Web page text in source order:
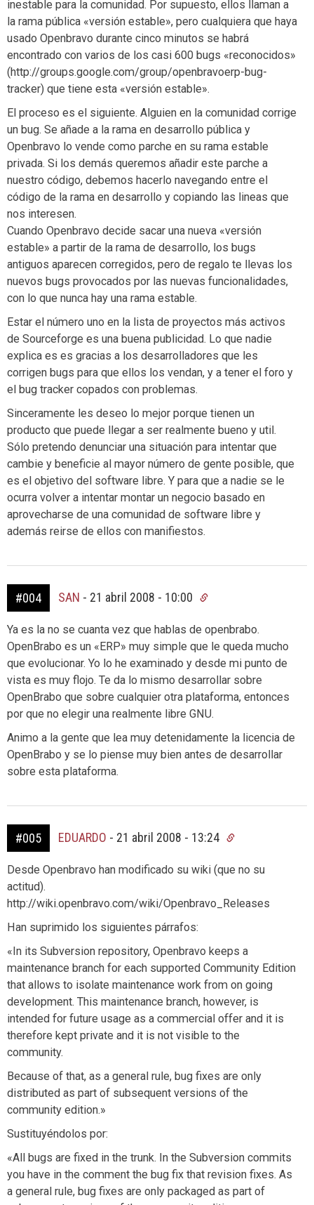
inestable para la comunidad. Por supuesto, ellos llaman a
la rama pública «versión estable», pero cualquiera que haya
usado Openbravo durante cinco minutos se habrá
encontrado con varios de los casi 600 bugs «reconocidos»
(http://groups.google.com/group/openbravoerp-bug-
tracker) que tiene esta «versión estable».
El proceso es el siguiente. Alguien en la comunidad corrige
un bug. Se añade a la rama en desarrollo pública y
Openbravo lo vende como parche en su rama estable
privada. Si los demás queremos añadir este parche a
nuestro código, debemos hacerlo navegando entre el
código de la rama en desarrollo y copiando las lineas que
nos interesen.
Cuando Openbravo decide sacar una nueva «versión
estable» a partir de la rama de desarrollo, los bugs
antiguos aparecen corregidos, pero de regalo te llevas los
nuevos bugs provocados por las nuevas funcionalidades,
con lo que nunca hay una rama estable.
Estar el número uno en la lista de proyectos más activos
de Sourceforge es una buena publicidad. Lo que nadie
explica es es gracias a los desarrolladores que les
corrigen bugs para que ellos los vendan, y a tener el foro y
el bug tracker copados con problemas.
Sinceramente les deseo lo mejor porque tienen un
producto que puede llegar a ser realmente bueno y util.
Sólo pretendo denunciar una situación para intentar que
cambie y beneficie al mayor número de gente posible, que
es el objetivo del software libre. Y para que a nadie se le
ocurra volver a intentar montar un negocio basado en
aprovecharse de una comunidad de software libre y
además reirse de ellos con manifiestos.
#004 SAN - 21 abril 2008 - 10:00
Ya es la no se cuanta vez que hablas de openbrabo.
OpenBrabo es un «ERP» muy simple que le queda mucho
que evolucionar. Yo lo he examinado y desde mi punto de
vista es muy flojo. Te da lo mismo desarrollar sobre
OpenBrabo que sobre cualquier otra plataforma, entonces
por que no elegir una realmente libre GNU.
Animo a la gente que lea muy detenidamente la licencia de
OpenBrabo y se lo piense muy bien antes de desarrollar
sobre esta plataforma.
#005 EDUARDO - 21 abril 2008 - 13:24
Desde Openbravo han modificado su wiki (que no su
actitud).
http://wiki.openbravo.com/wiki/Openbravo_Releases
Han suprimido los siguientes párrafos:
«In its Subversion repository, Openbravo keeps a
maintenance branch for each supported Community Edition
that allows to isolate maintenance work from on going
development. This maintenance branch, however, is
intended for future usage as a commercial offer and it is
therefore kept private and it is not visible to the
community.
Because of that, as a general rule, bug fixes are only
distributed as part of subsequent versions of the
community edition.»
Sustituyéndolos por:
«All bugs are fixed in the trunk. In the Subversion commits
you have in the comment the bug fix that revision fixes. As
a general rule, bug fixes are only packaged as part of